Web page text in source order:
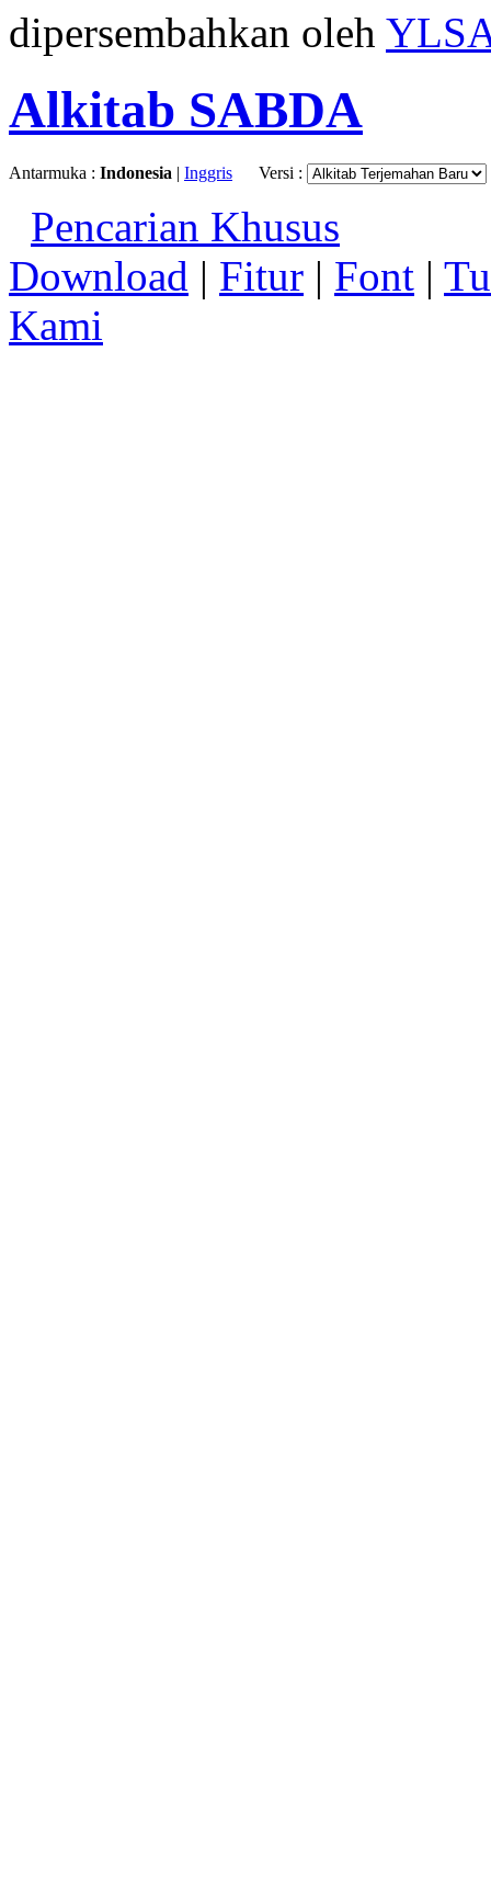
dipersembahkan oleh
Alkitab SABDA
Antarmuka : Indonesia | Inggris Versi :
Pencarian Khusus
Download | Fitur | Font |
Kami